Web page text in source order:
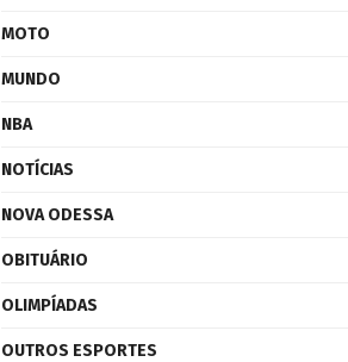
MOTO
MUNDO
NBA
NOTÍCIAS
NOVA ODESSA
OBITUÁRIO
OLIMPÍADAS
OUTROS ESPORTES